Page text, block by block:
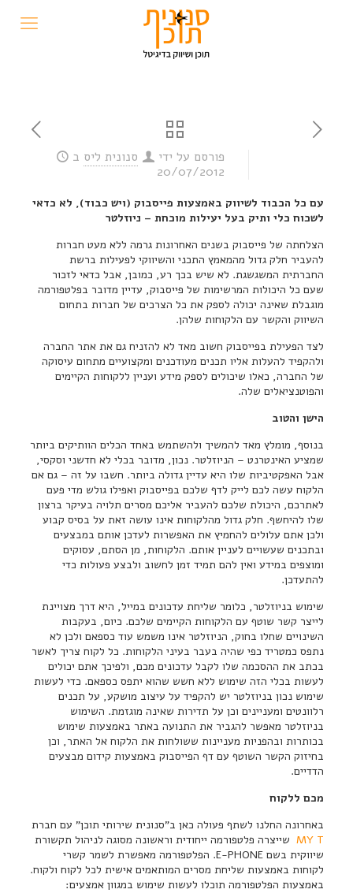
פורסם על ידי סנונית ליס ב
20/07/2012
עם כל הכבוד לשיווק באמצעות פייסבוק (ויש כבוד), לא כדאי
לשכוח כלי ותיק בעל יעילות מוכחת – ניוזלטר
הצלחתה של פייסבוק בשנים האחרונות גרמה ללא מעט חברות
להעביר חלק גדול מהמאמץ התכני והשיווקי לפעילות ברשת
החברתית המשגשגת. לא שיש בכך רע, כמובן, אבל כדאי לזכור
שעם כל היכולות המרשימות של פייסבוק, עדיין מדובר בפלטפורמה
מוגבלת שאינה יכולה לספק את כל הצרכים של חברות בתחום
השיווק והקשר עם הלקוחות שלהן.
לצד הפעילת בפייסבוק חשוב מאד לא להזניח גם את אתר החברה
ולהקפיד להעלות אליו תכנים מעודכנים ומקצועיים מתחום עיסוקה
של החברה, כאלו שיכולים לספק מידע ועניין ללקוחות הקיימים
והפוטנציאלים שלה.
הישן והטוב
בנוסף, מומלץ מאד להמשיך ולהשתמש באחד הכלים הוותיקים ביותר
שמציע האינטרנט – הניוזלטר. נכון, מדובר בכלי לא חדשני וסקסי,
אבל האפקטיביות שלו היא עדיין גדולה ביותר. חשבו על זה – גם אם
הלקוח עשה לכם לייק לדף שלכם בפייסבוק ואפילו גולש מדי פעם
לאתרכם, היכולת שלכם להעביר אליכם מסרים תלויה בעיקר ברצון
שלו להיחשף. חלק גדול מהלקוחות אינו עושה זאת על בסיס קבוע
ולכן אתם עלולים להחמיץ את האפשרות לעדכן אותם במבצעים
ובתכנים שעשויים לעניין אותם. הלקוחות, מן הסתם, עסוקים
ומוצפים במידע ואין להם תמיד זמן לחשוב ולבצע פעולות כדי
להתעדכן.
שימוש בניוזלטר, כלומר שליחת עדכונים במייל, היא דרך מצויינת
לייצר קשר שוטף עם הלקוחות הקיימים שלכם. כיום, בעקבות
השינויים שחלו בחוק, הניוזלטר אינו משמש עוד כספאם ולכן לא
נתפס כמטריד כפי שהיה בעבר בעיני הלקוחות. כל לקוח צריך לאשר
בכתב את ההסכמה שלו לקבל עדכונים מכם, ולפיכך אתם יכולים
לעשות בכלי הזה שימוש ללא חשש שהוא יתפס כספאם. כדי לעשות
שימוש נכון בניוזלטר יש להקפיד על עיצוב מושקע, על תכנים
רלוונטים ומעניינים וכן על תדירות שאינה מוגזמת. השימוש
בניוזלטר מאפשר להגביר את התנועה באתר באמצעות שימוש
בכותרות ובהפניות מעניינות ששולחות את הלקוח אל האתר, וכן
בחיזוק הקשר השוטף עם דף הפייסבוק באמצעות קידום מבצעים
הדדיים.
מכם ללקוח
באחרונה החלנו לשתף פעולה כאן ב"סנונית שירותי תוכן" עם חברת
MY Tשייצרה פלטפורמה ייחודית וראשונה מסוגה לניהול תקשורת
שיווקית בשם E-PHONE. הפלטפורמה מאפשרת לשמר קשרי
לקוחות באמצעות שליחת מסרים המותאמים אישית לכל לקוח ולקוח.
באמצעות הפלטפורמה תוכלו לעשות שימוש במגוון אמצעים: